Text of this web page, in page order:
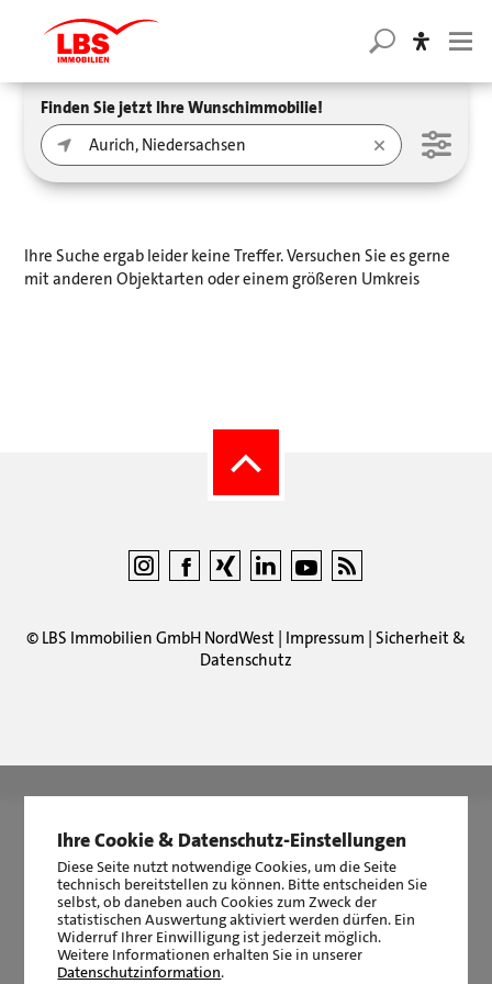
Finden Sie jetzt Ihre Wunschimmobilie!
Ihre Suche ergab leider keine Treffer. Versuchen Sie es gerne
mit anderen Objektarten oder einem größeren Umkreis
© LBS Immobilien GmbH NordWest | Impressum | Sicherheit &
Datenschutz
|2510Bewertungen auf ProvenExpert.com
Ihre Cookie & Datenschutz-Einstellungen
Diese Seite nutzt notwendige Cookies, um die Seite
technisch bereitstellen zu können. Bitte entscheiden Sie
selbst, ob daneben auch Cookies zum Zweck der
statistischen Auswertung aktiviert werden dürfen. Ein
Widerruf Ihrer Einwilligung ist jederzeit möglich.
Weitere Informationen erhalten Sie in unserer
Datenschutzinformation.